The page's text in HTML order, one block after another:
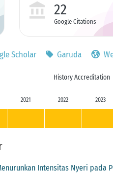
22
Google Citations
Scholar Garuda
History Accreditation
2021 2022 2023
Intensitas Nyeri pada